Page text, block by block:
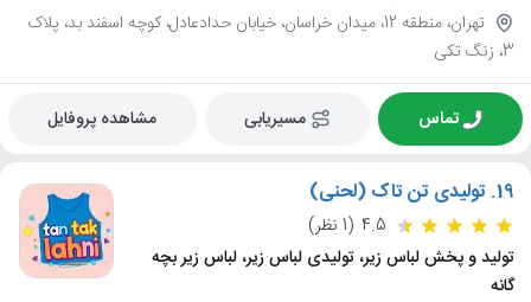
تهران، منطقه 12، میدان خراسان، خیابان حدادعادل، کوچه اسفند بد، پلاک
3، زنگ تکی
تماس مسیریابی مشاهده پروفایل
19. تولیدی تن تاک (لحنی)
4.5 (1 نظر)
تولید و پخش لباس زیر، تولیدی لباس زیر، لباس زیر بچه
گانه